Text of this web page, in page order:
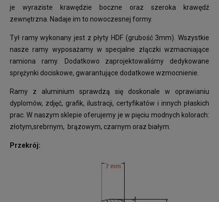
je wyraziste krawędzie boczne oraz szeroka krawędź
zewnętrzna. Nadaje im to nowoczesnej formy.
Tył ramy wykonany jest z płyty HDF (grubość 3mm). Wszystkie
nasze ramy wyposażamy w specjalne złączki wzmacniające
ramiona ramy. Dodatkowo zaprojektowaliśmy dedykowane
sprężynki dociskowe, gwarantujące dodatkowe wzmocnienie.
Ramy z aluminium sprawdzą się doskonale w oprawianiu
dyplomów, zdjęć, grafik, ilustracji, certyfikatów i innych płaskich
prac. W naszym sklepie oferujemy je w pięciu modnych kolorach:
złotym,srebrnym, brązowym, czarnym oraz białym.
Przekrój: